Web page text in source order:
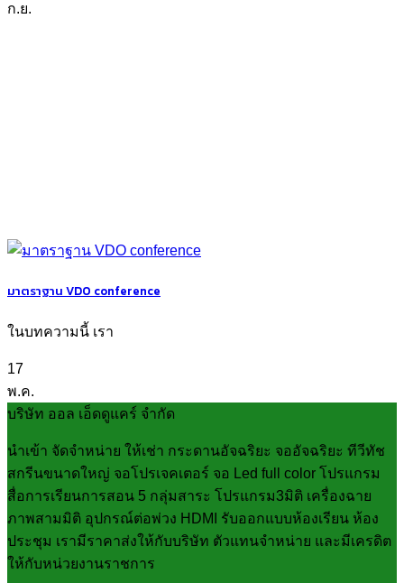
ก.ย.
มาตราฐาน VDO conference
ในบทความนี้ เรา
17
พ.ค.
บริษัท ออล เอ็ดดูแคร์ จำกัด
นำเข้า จัดจำหน่าย ให้เช่า กระดานอัจฉริยะ จออัจฉริยะ ทีวีทัช
สกรีนขนาดใหญ่ จอโปรเจคเตอร์ จอ Led full color โปรแกรม
สื่อการเรียนการสอน 5 กลุ่มสาระ โปรแกรม3มิติ เครื่องฉาย
ภาพสามมิติ อุปกรณ์ต่อพ่วง HDMI รับออกแบบห้องเรียน ห้อง
ประชุม เรามีราคาส่งให้กับบริษัท ตัวแทนจำหน่าย และมีเครดิต
ให้กับหน่วยงานราชการ